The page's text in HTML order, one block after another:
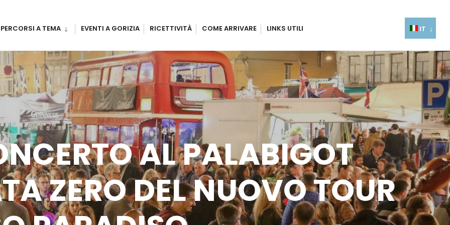
PERCORSI A TEMA EVENTI A GORIZIA RICETTIVITÀ COME ARRIVARE LINKS UTILI IT
AL PALABIGOT
ZERO DEL NUOVO TOUR